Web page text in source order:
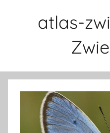
atlas-